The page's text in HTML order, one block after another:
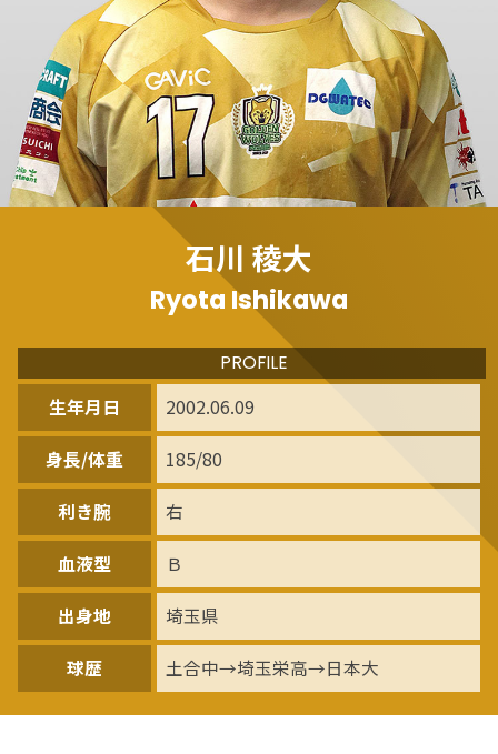
石川 稜大
Ryota Ishikawa
生年月日 2002.06.09
身長/体重 185/80
利き腕 右
血液型 Ｂ
出身地 埼玉県
球歴 土合中→埼玉栄高→日本大
PROFILE